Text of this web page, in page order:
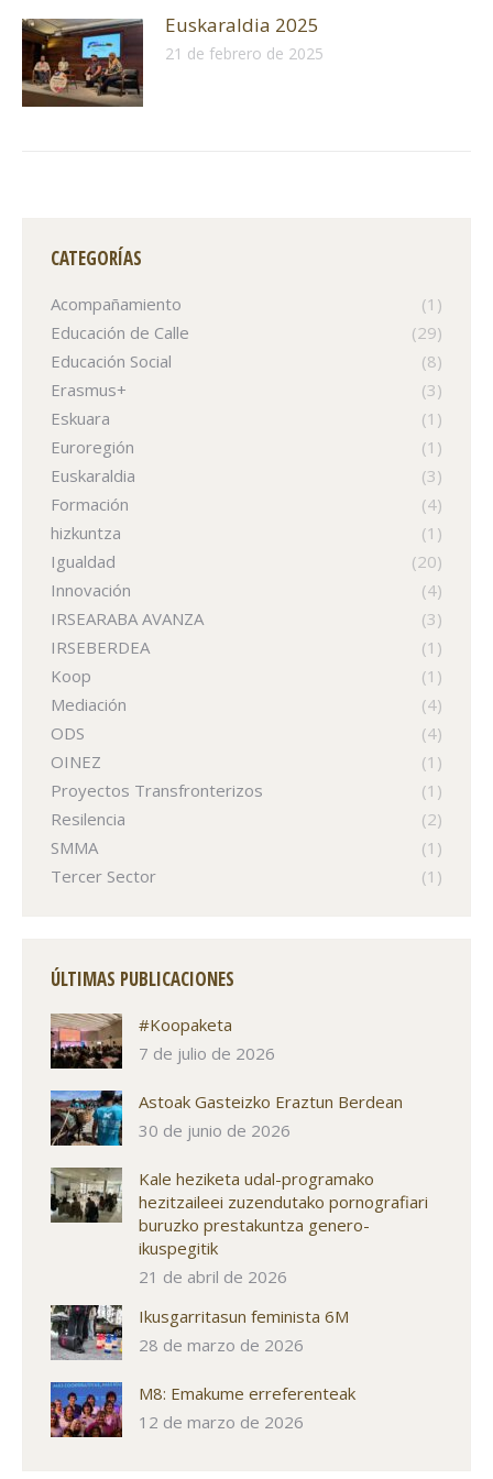
Euskaraldia 2025
21 de febrero de 2025
CATEGORÍAS
Acompañamiento
(1)
Educación de Calle
(29)
Educación Social
(8)
Erasmus+
(3)
Eskuara
(1)
Euroregión
(1)
Euskaraldia
(3)
Formación
(4)
hizkuntza
(1)
Igualdad
(20)
Innovación
(4)
IRSEARABA AVANZA
(3)
IRSEBERDEA
(1)
Koop
(1)
Mediación
(4)
ODS
(4)
OINEZ
(1)
Proyectos Transfronterizos
(1)
Resilencia
(2)
SMMA
(1)
Tercer Sector
(1)
ÚLTIMAS PUBLICACIONES
#Koopaketa
7 de julio de 2026
Astoak Gasteizko Eraztun Berdean
30 de junio de 2026
Kale heziketa udal-programako
hezitzaileei zuzendutako pornografiari
buruzko prestakuntza genero-
ikuspegitik
21 de abril de 2026
Ikusgarritasun feminista 6M
28 de marzo de 2026
M8: Emakume erreferenteak
12 de marzo de 2026